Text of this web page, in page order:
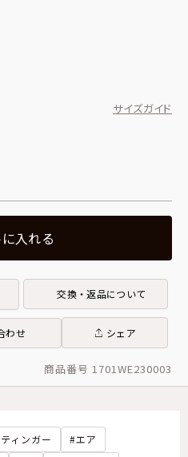
サイズガイド
入れる
交換・返品について
わせ シェア
商品番号 1701WE230003
ィンガー
エア